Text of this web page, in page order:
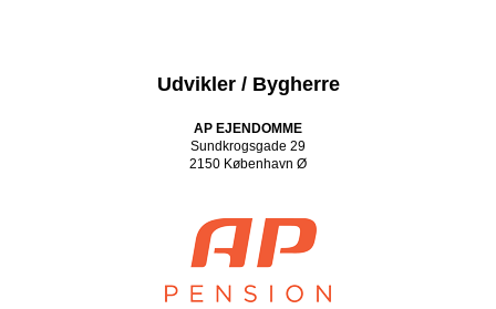
Udvikler / Bygherre
AP EJENDOMME
Sundkrogsgade 29
2150 København Ø